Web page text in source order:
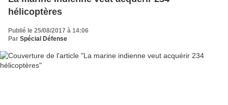
hélicoptères
Publié le 25/08/2017 à 14:06
Par Spécial Défense